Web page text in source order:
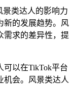
景类达人的影响力
新的发展趋势。风
需求的差异性，提
可以在TikTok平台
机会。风景类达人